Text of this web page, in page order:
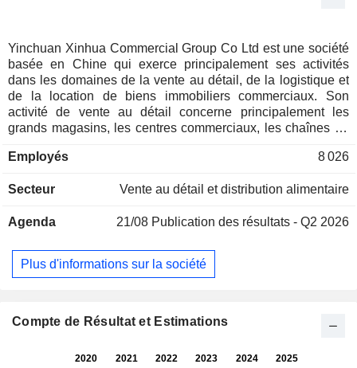
Yinchuan Xinhua Commercial Group Co Ltd est une société
basée en Chine qui exerce principalement ses activités
dans les domaines de la vente au détail, de la logistique et
de la location de biens immobiliers commerciaux. Son
activité de vente au détail concerne principalement les
grands magasins, les centres commerciaux, les chaînes de
l'électroménager et les télécommunications. Les activités de
que la Mongolie intérieure, le Shaanxi, le Gansu, le Qinghai
Employés 8 026
Secteur Vente au détail et distribution alimentaire
Agenda 21/08 Publication des résultats - Q2 2026
Plus d'informations sur la société
Compte de Résultat et Estimations